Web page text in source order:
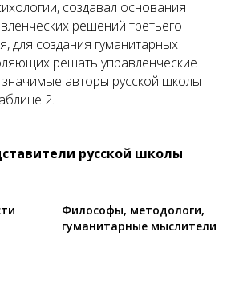
создавал основания
решений третьего
для создания гуманитарных
решать управленческие
авторы русской школы
2.
русской школы
Философы, методологи,
гуманитарные мыслители